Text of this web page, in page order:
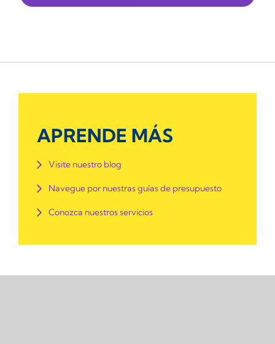
APRENDE MÁS
Visite nuestro blog
Navegue por nuestras guías de presupuesto
Conozca nuestros servicios